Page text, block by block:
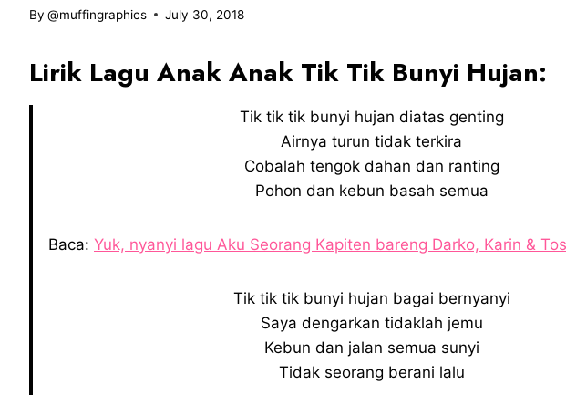
By @muffingraphics July 30, 2018
Lirik Lagu Anak Anak Tik Tik Bunyi Hujan:
Tik tik tik bunyi hujan diatas genting
Airnya turun tidak terkira
Cobalah tengok dahan dan ranting
Pohon dan kebun basah semua
Baca: Yuk, nyanyi lagu Aku Seorang Kapiten bareng Darko, Karin &
Tik tik tik bunyi hujan bagai bernyanyi
Saya dengarkan tidaklah jemu
Kebun dan jalan semua sunyi
Tidak seorang berani lalu